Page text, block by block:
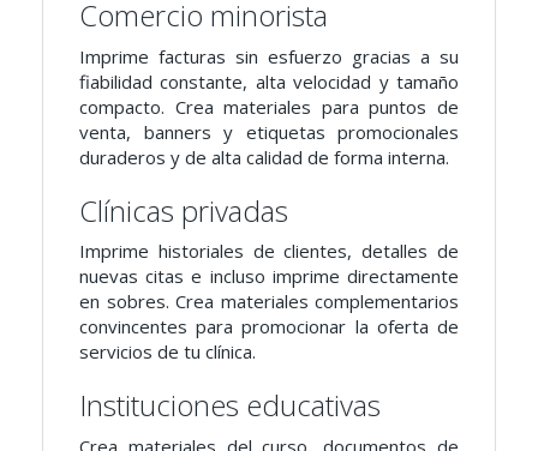
Comercio minorista
Imprime facturas sin esfuerzo gracias a su
fiabilidad constante, alta velocidad y tamaño
compacto. Crea materiales para puntos de
venta, banners y etiquetas promocionales
duraderos y de alta calidad de forma interna.
Clínicas privadas
Imprime historiales de clientes, detalles de
nuevas citas e incluso imprime directamente
en sobres. Crea materiales complementarios
convincentes para promocionar la oferta de
servicios de tu clínica.
Instituciones educativas
Crea materiales del curso, documentos de